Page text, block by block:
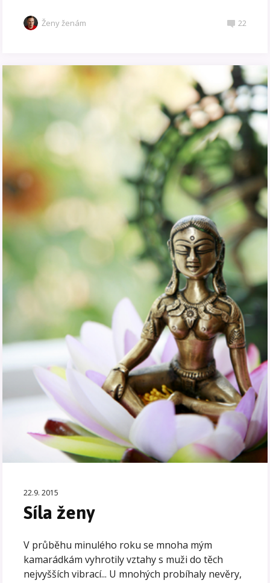
Ženy ženám 22
22.9. 2015
Síla ženy
V průběhu minulého roku se mnoha mým
kamarádkám vyhrotily vztahy s muži do těch
nejvyšších vibrací... U mnohých probíhaly nevěry,